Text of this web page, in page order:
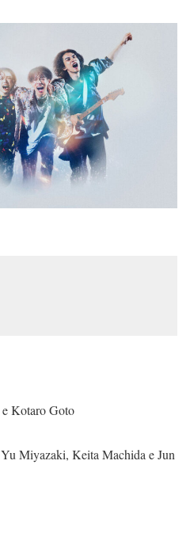
Kotaro Goto
Miyazaki, Keita Machida e Jun